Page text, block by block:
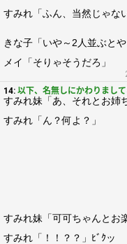
すみれ「ふん、当然じゃな
きな子「いや～2人並ぶと
メイ「そりゃそうだろ」
14: 以下、名無しにかわりまし
すみれ妹「あ、それとお姉
すみれ「ん？何よ？」
すみれ妹「可可ちゃんとお
すみれ「！！？？」ﾋﾞｸッ